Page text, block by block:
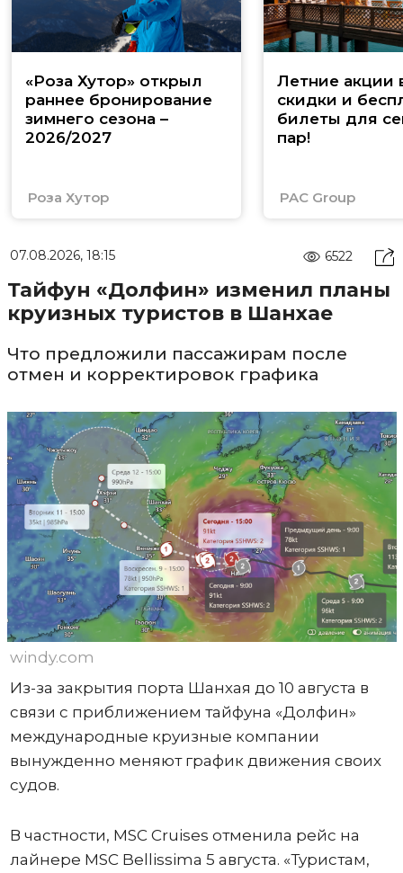
«Роза Хутор» открыл
раннее бронирование
зимнего сезона –
2026/2027
Роза Хутор
Летние акции
скидки и
билеты для
пар!
PAC Group
07.08.2026, 18:15 6522
Тайфун «Долфин» изменил планы
круизных туристов в Шанхае
Что предложили пассажирам после
отмен и корректировок графика
windy.com
Из-за закрытия порта Шанхая до 10 августа в
связи с приближением тайфуна «Долфин»
международные круизные компании
вынужденно меняют график движения своих
судов.
В частности, MSC Cruises отменила рейс на
лайнере MSC Bellissima 5 августа. «Туристам,